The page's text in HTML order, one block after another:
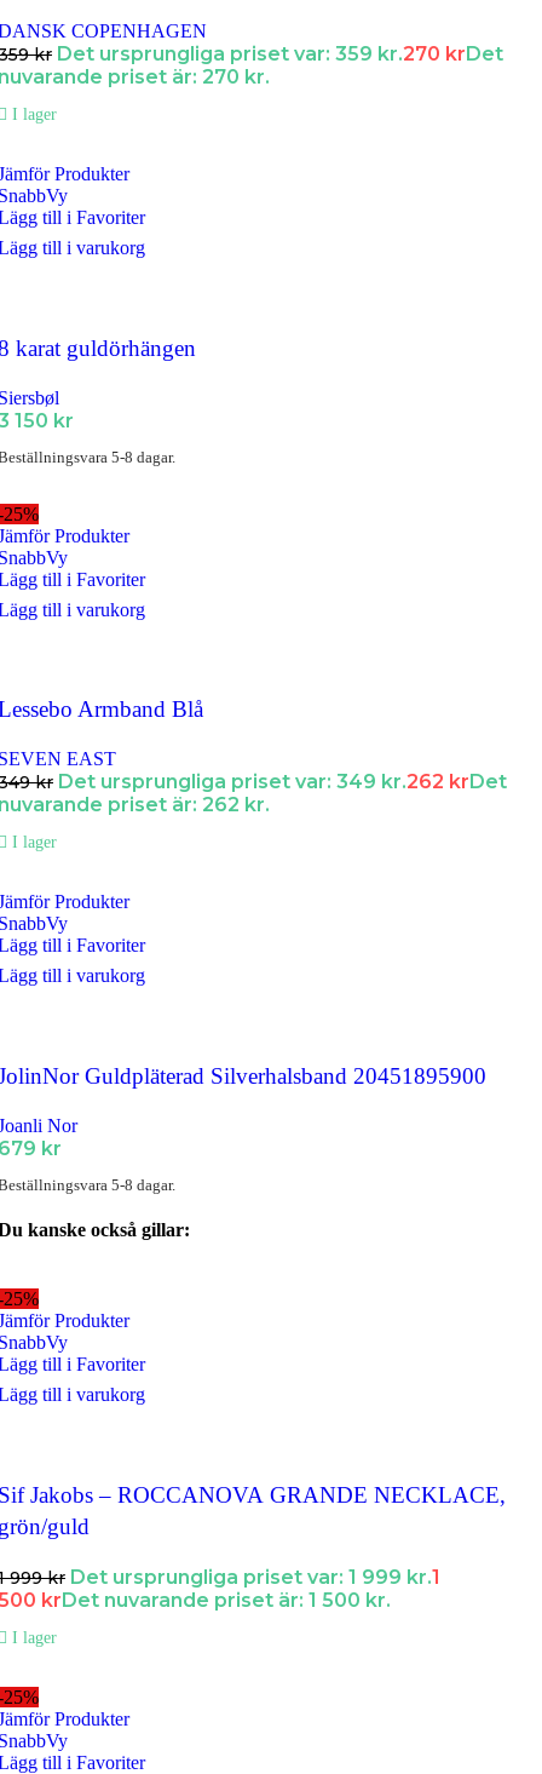
COPENHAGEN
kr Det ursprungliga priset var: 359 kr.270 kr Det
priset är: 270 kr.
I lager
Produkter
till i Favoriter
till i varukorg
karat guldörhängen
150 kr
5-8 dagar.
25%
Produkter
till i Favoriter
till i varukorg
Armband Blå
EAST
kr Det ursprungliga priset var: 349 kr.262 krDet
priset är: 262 kr.
I lager
Produkter
till i Favoriter
till i varukorg
Guldpläterad Silverhalsband 20451895900
Nor
kr
5-8 dagar.
kanske också gillar:
25%
Produkter
till i Favoriter
till i varukorg
Jakobs – ROCCANOVA GRANDE NECKLACE,
guld
999kr Det ursprungliga priset var: 1 999 kr.1
krDet nuvarande priset är: 1 500 kr.
I lager
25%
Produkter
till i Favoriter